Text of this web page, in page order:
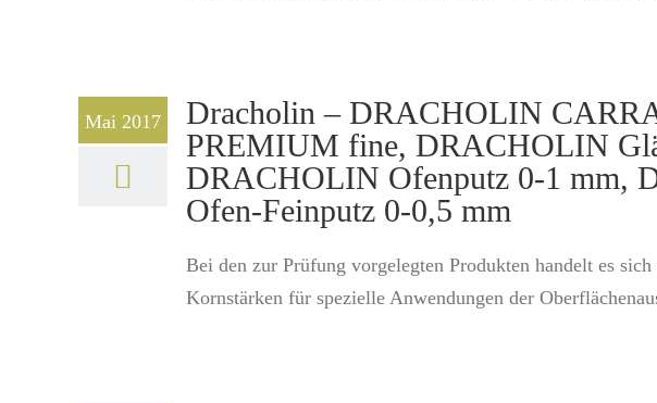
Mai 2017
Dracholin – DRACHOLIN
PREMIUM fine, DRACHOLIN
DRACHOLIN Ofenputz 0-1 mm,
Ofen-Feinputz 0-0,5 mm
Bei den zur Prüfung vorgelegten Produkten handelt es
Kornstärken für spezielle Anwendungen der